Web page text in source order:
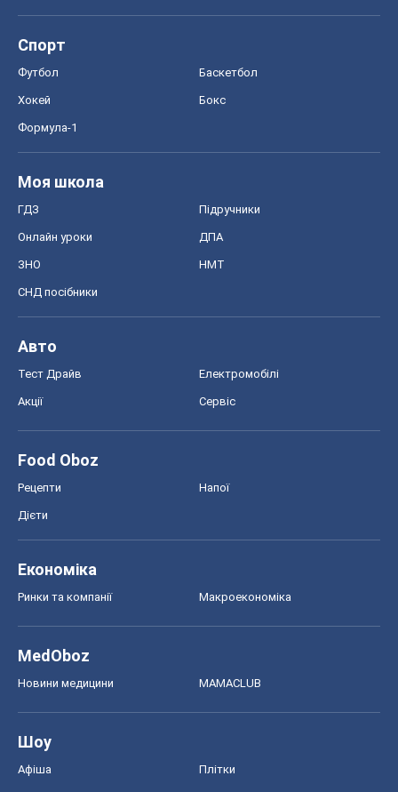
Спорт
Футбол Баскетбол
Хокей Бокс
Формула-1
Моя школа
ГДЗ Підручники
Онлайн уроки ДПА
ЗНО НМТ
СНД посібники
Авто
Тест Драйв Електромобілі
Акції Сервіс
Food Oboz
Рецепти Напої
Дієти
Економіка
Ринки та компанії Макроекономіка
MedOboz
Новини медицини MAMACLUB
Шоу
Афіша Плітки